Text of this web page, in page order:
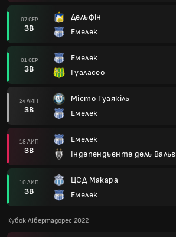
07 СЕР
ЗВ
Дельфін
Емелек
01 СЕР
ЗВ
Емелек
Гуаласео
24 ЛИП
ЗВ
Місто Гуаякіль
Емелек
18 ЛИП
ЗВ
Емелек
Індепендьєнте дель Вальє
10 ЛИП
ЗВ
ЦСД Макара
Емелек
Кубок Лібертадорес 2022